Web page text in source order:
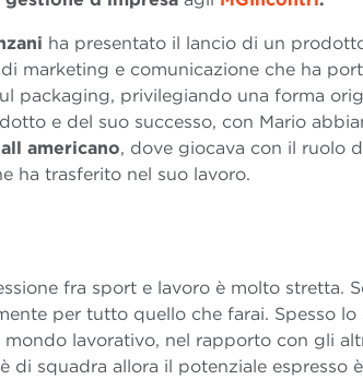
ha presentato il lancio di un
marketing e comunicazione che ha
packaging, privilegiando una forma
e del suo successo, con Mario
americano, dove giocava con il ruolo
ha trasferito nel suo lavoro.
fra sport e lavoro è molto
per tutto quello che farai. Spesso
mondo lavorativo, nel rapporto con gli
di squadra allora il potenziale espresso